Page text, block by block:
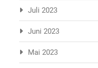
Juli 2023
Juni 2023
Mai 2023